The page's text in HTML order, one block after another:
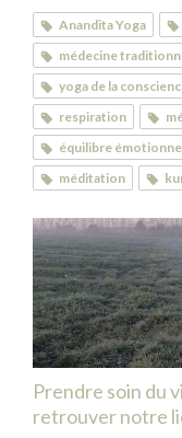
Anandita Yoga
médecine
yoga de la
respiration
équilibre
méditation
Prendre soin du
retrouver notre